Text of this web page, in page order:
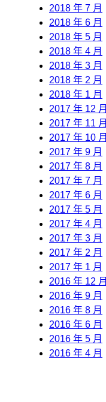
2018 年 7 月
2018 年 6 月
2018 年 5 月
2018 年 4 月
2018 年 3 月
2018 年 2 月
2018 年 1 月
2017 年 12 月
2017 年 11 月
2017 年 10 月
2017 年 9 月
2017 年 8 月
2017 年 7 月
2017 年 6 月
2017 年 5 月
2017 年 4 月
2017 年 3 月
2017 年 2 月
2017 年 1 月
2016 年 12 月
2016 年 9 月
2016 年 8 月
2016 年 6 月
2016 年 5 月
2016 年 4 月